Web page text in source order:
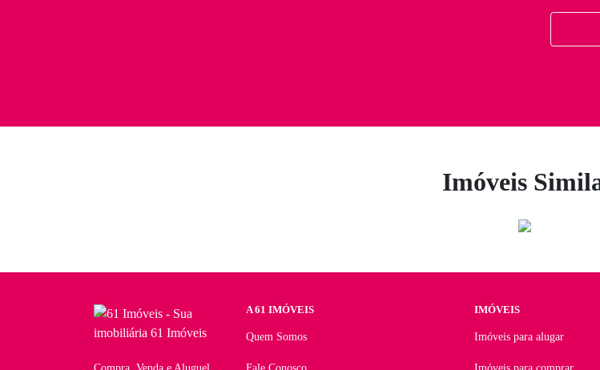
Imóveis
A 61 IMÓVEIS
Quem Somos
IMÓVEIS
Imóveis para alugar